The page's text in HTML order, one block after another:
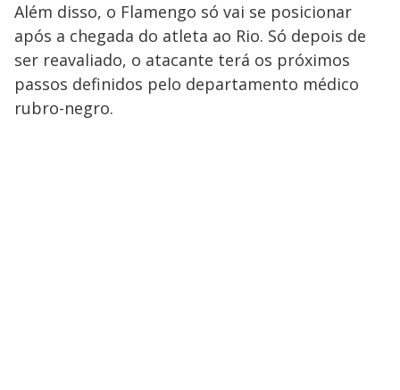
Além disso, o Flamengo só vai se posicionar
após a chegada do atleta ao Rio. Só depois de
ser reavaliado, o atacante terá os próximos
passos definidos pelo departamento médico
rubro-negro.